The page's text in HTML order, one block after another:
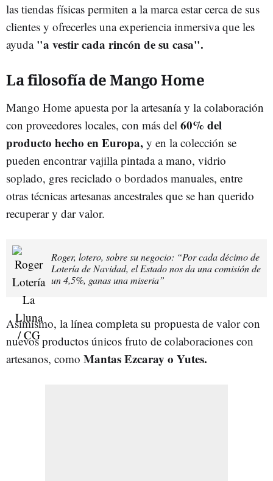
las tiendas físicas permiten a la marca estar cerca de sus
clientes y ofrecerles una experiencia inmersiva que les
ayuda "a vestir cada rincón de su casa".
La filosofía de Mango Home
Mango Home apuesta por la artesanía y la colaboración
con proveedores locales, con más del 60% del
producto hecho en Europa, y en la colección se
pueden encontrar vajilla pintada a mano, vidrio
soplado, gres reciclado o bordados manuales, entre
otras técnicas artesanas ancestrales que se han querido
recuperar y dar valor.
Roger, lotero, sobre su negocio: “Por cada décimo de
Lotería de Navidad, el Estado nos da una comisión de
un 4,5%, ganas una miseria”
Asimismo, la línea completa su propuesta de valor con
nuevos productos únicos fruto de colaboraciones con
artesanos, como Mantas Ezcaray o Yutes.